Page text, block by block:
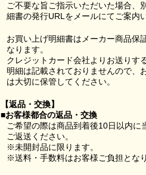
ご不要な旨ご指示いただいた場合、
細書の発行URLをメールにてご案内
お買い上げ明細書はメーカー商品保
なります。
クレジットカード会社よりお送りす
明細は記載されておりませんので、
は大切に保管してください。
【返品・交換】
■お客様都合の返品・交換
ご希望の際は商品到着後10日以内に
ご返送ください。
※未開封品に限ります。
※送料・手数料はお客様ご負担となり